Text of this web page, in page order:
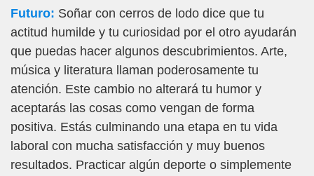
Futuro: Soñar con cerros de lodo dice que tu
actitud humilde y tu curiosidad por el otro ayudarán
que puedas hacer algunos descubrimientos. Arte,
música y literatura llaman poderosamente tu
atención. Este cambio no alterará tu humor y
aceptarás las cosas como vengan de forma
positiva. Estás culminando una etapa en tu vida
laboral con mucha satisfacción y muy buenos
resultados. Practicar algún deporte o simplemente